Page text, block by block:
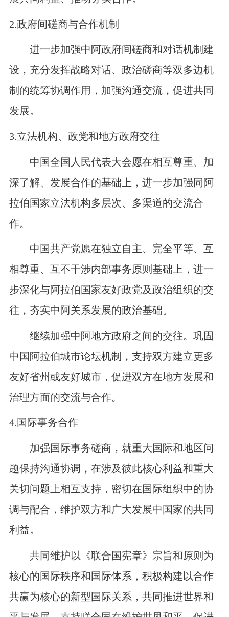
2.政府间磋商与合作机制
进一步加强中阿政府间磋商和对话机制建
设，充分发挥战略对话、政治磋商等双多边机
制的统筹协调作用，加强沟通交流，促进共同
发展。
3.立法机构、政党和地方政府交往
中国全国人民代表大会愿在相互尊重、加
深了解、发展合作的基础上，进一步加强同阿
拉伯国家立法机构多层次、多渠道的交流合
作。
中国共产党愿在独立自主、完全平等、互
相尊重、互不干涉内部事务原则基础上，进一
步深化与阿拉伯国家友好政党及政治组织的交
往，夯实中阿关系发展的政治基础。
继续加强中阿地方政府之间的交往。巩固
中国阿拉伯城市论坛机制，支持双方建立更多
友好省州或友好城市，促进双方在地方发展和
治理方面的交流与合作。
4.国际事务合作
加强国际事务磋商，就重大国际和地区问
题保持沟通协调，在涉及彼此核心利益和重大
关切问题上相互支持，密切在国际组织中的协
调与配合，维护双方和广大发展中国家的共同
利益。
共同维护以《联合国宪章》宗旨和原则为
核心的国际秩序和国际体系，积极构建以合作
共赢为核心的新型国际关系，共同推进世界和